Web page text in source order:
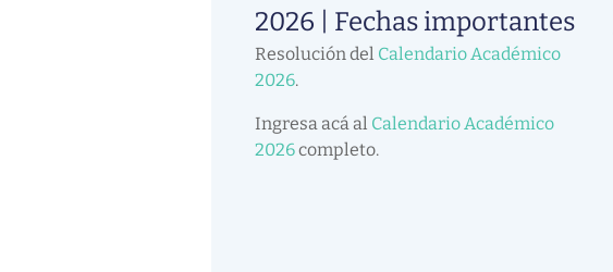
2026 | Fechas importantes
Resolución del Calendario Académico
2026.
Ingresa acá al Calendario Académico
2026completo.